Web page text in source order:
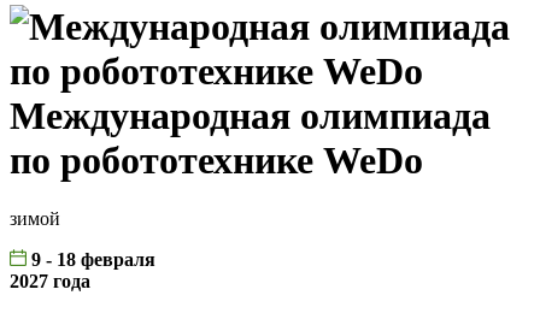
Международная олимпиада
по робототехнике WeDo
зимой
9 - 18 февраля
2027 года